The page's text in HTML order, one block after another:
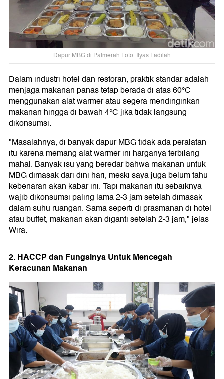
Dapur MBG di Palmerah Foto: Ilyas Fadilah
Dalam industri hotel dan restoran, praktik standar adalah
menjaga makanan panas tetap berada di atas 60°C
menggunakan alat warmer atau segera mendinginkan
makanan hingga di bawah 4°C jika tidak langsung
dikonsumsi.
"Masalahnya, di banyak dapur MBG tidak ada peralatan
itu karena memang alat warmer ini harganya terbilang
mahal. Banyak isu yang beredar bahwa makanan untuk
MBG dimasak dari dini hari, meski saya juga belum tahu
kebenaran akan kabar ini. Tapi makanan itu sebaiknya
wajib dikonsumsi paling lama 2-3 jam setelah dimasak
dalam suhu ruangan. Sama seperti di prasmanan di hotel
atau buffet, makanan akan diganti setelah 2-3 jam," jelas
Wira.
2. HACCP dan Fungsinya Untuk Mencegah
Keracunan Makanan